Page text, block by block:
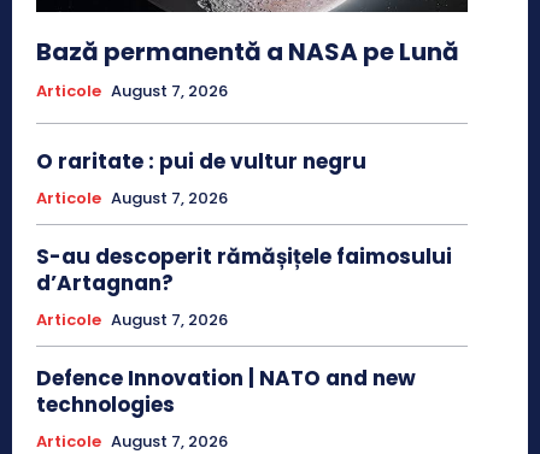
Bază permanentă a NASA pe Lună
Articole August 7, 2026
O raritate : pui de vultur negru
Articole August 7, 2026
S-au descoperit rămășițele faimosului
d’Artagnan?
Articole August 7, 2026
Defence Innovation | NATO and new
technologies
Articole August 7, 2026